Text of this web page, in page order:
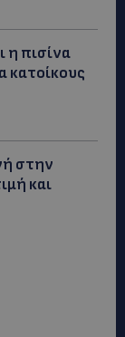
η πισίνα
κατοίκους
στην
και